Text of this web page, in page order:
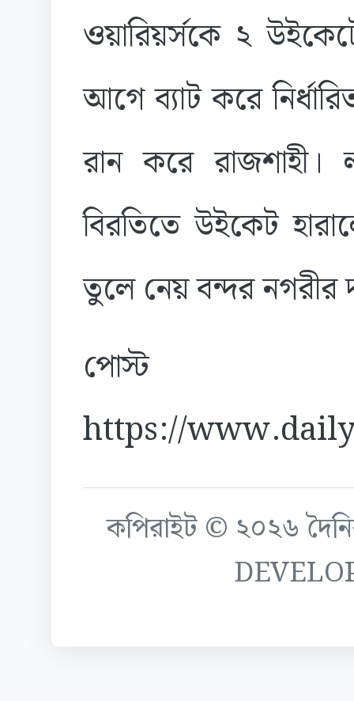
ওয়ারিয়র্সকে ২
আগে ব্যাট করে
রান করে রাজশাহী।
বিরতিতে উইকেট
তুলে নেয় বন্দর নগরীর
https://
কপিরাইট © ২০২৬